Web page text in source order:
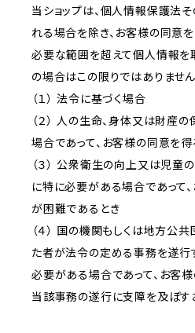
当ショップは、個人情報保護法
れる場合を除き、お客様の同意
必要な範囲を超えて個人情報を
の場合はこの限りではありません
（１） 法令に基づく場合
（２） 人の生命、身体又は財産
場合であって、お客様の同意を
（３） 公衆衛生の向上又は児童
に特に必要がある場合であって
が困難であるとき
（４） 国の機関もしくは地方公
た者が法令の定める事務を遂行
必要がある場合であって、お客
当該事務の遂行に支障を及ぼす